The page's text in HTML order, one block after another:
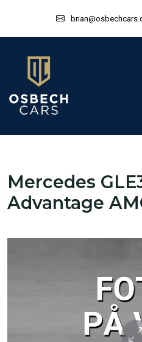
Mercedes
Advantage